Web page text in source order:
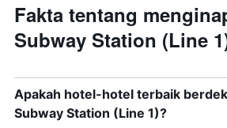
Fakta tentang
Subway Station (Line
Apakah hotel-hotel terbaik
Subway Station (Line 1)?